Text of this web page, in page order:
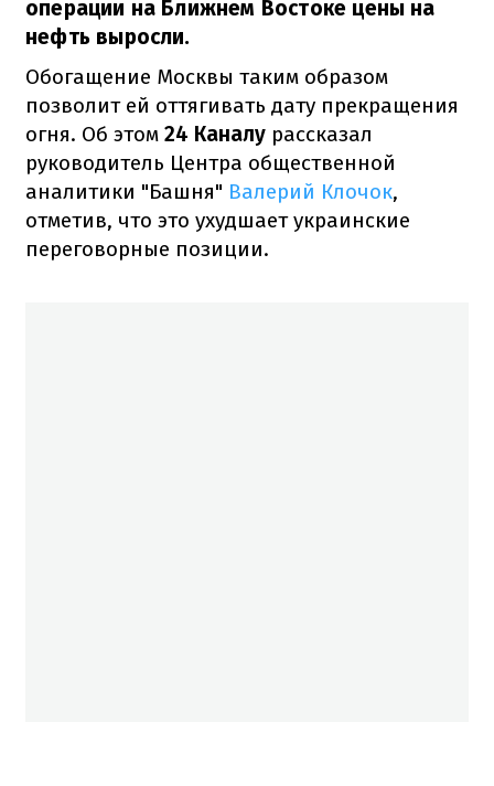
операции на Ближнем Востоке цены на
нефть выросли.
Обогащение Москвы таким образом
позволит ей оттягивать дату прекращения
огня. Об этом 24 Каналу рассказал
руководитель Центра общественной
аналитики "Башня" Валерий Клочок,
отметив, что это ухудшает украинские
переговорные позиции.